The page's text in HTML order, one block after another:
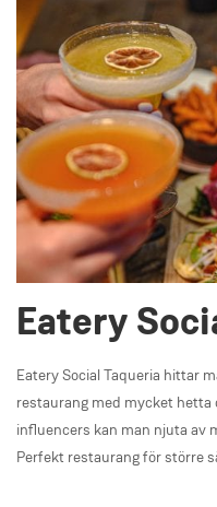
Eatery
Eatery Social Taqueria hittar
restaurang med mycket hetta
influencers kan man njuta av
Perfekt restaurang för större